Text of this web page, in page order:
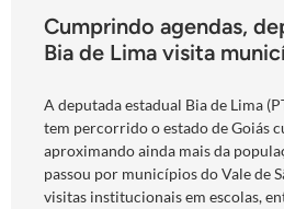
Cumprindo agendas,
Bia de Lima visita
A deputada estadual Bia de Lima
tem percorrido o estado de Goiás
aproximando ainda mais da
passou por municípios do Vale de
visitas institucionais em escolas,